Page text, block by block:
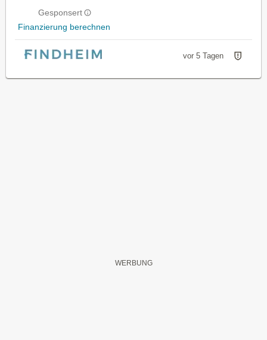
Gesponsert
Finanzierung berechnen
vor 5 Tagen